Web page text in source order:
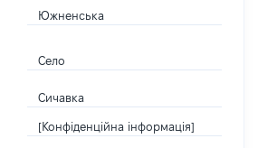
Южненська
Село
Сичавка
[Конфіденційна інформація]